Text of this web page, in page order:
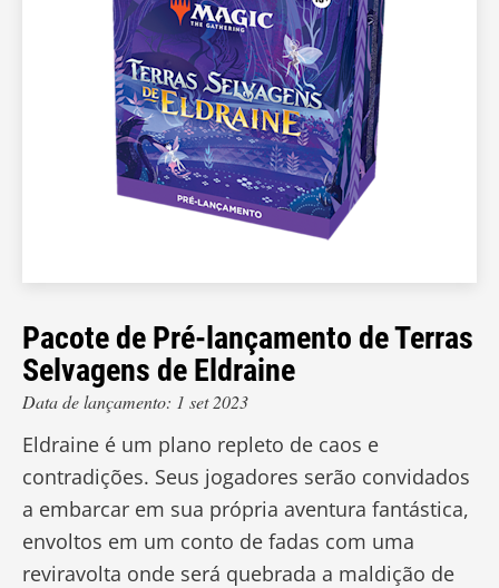
Pacote de Pré-lançamento de Terras
Selvagens de Eldraine
Data de lançamento: 1 set 2023
Eldraine é um plano repleto de caos e
contradições. Seus jogadores serão convidados
a embarcar em sua própria aventura fantástica,
envoltos em um conto de fadas com uma
reviravolta onde será quebrada a maldição de